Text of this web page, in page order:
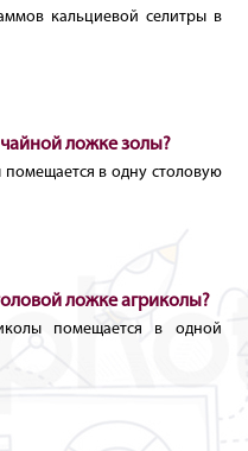
кальциевой селитры в
ложке золы?
помещается в одну столовую
ложке агриколы?
помещается в одной